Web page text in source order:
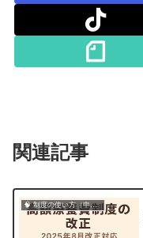
関連記事
🧠 制度の使い方（申請・相談など）